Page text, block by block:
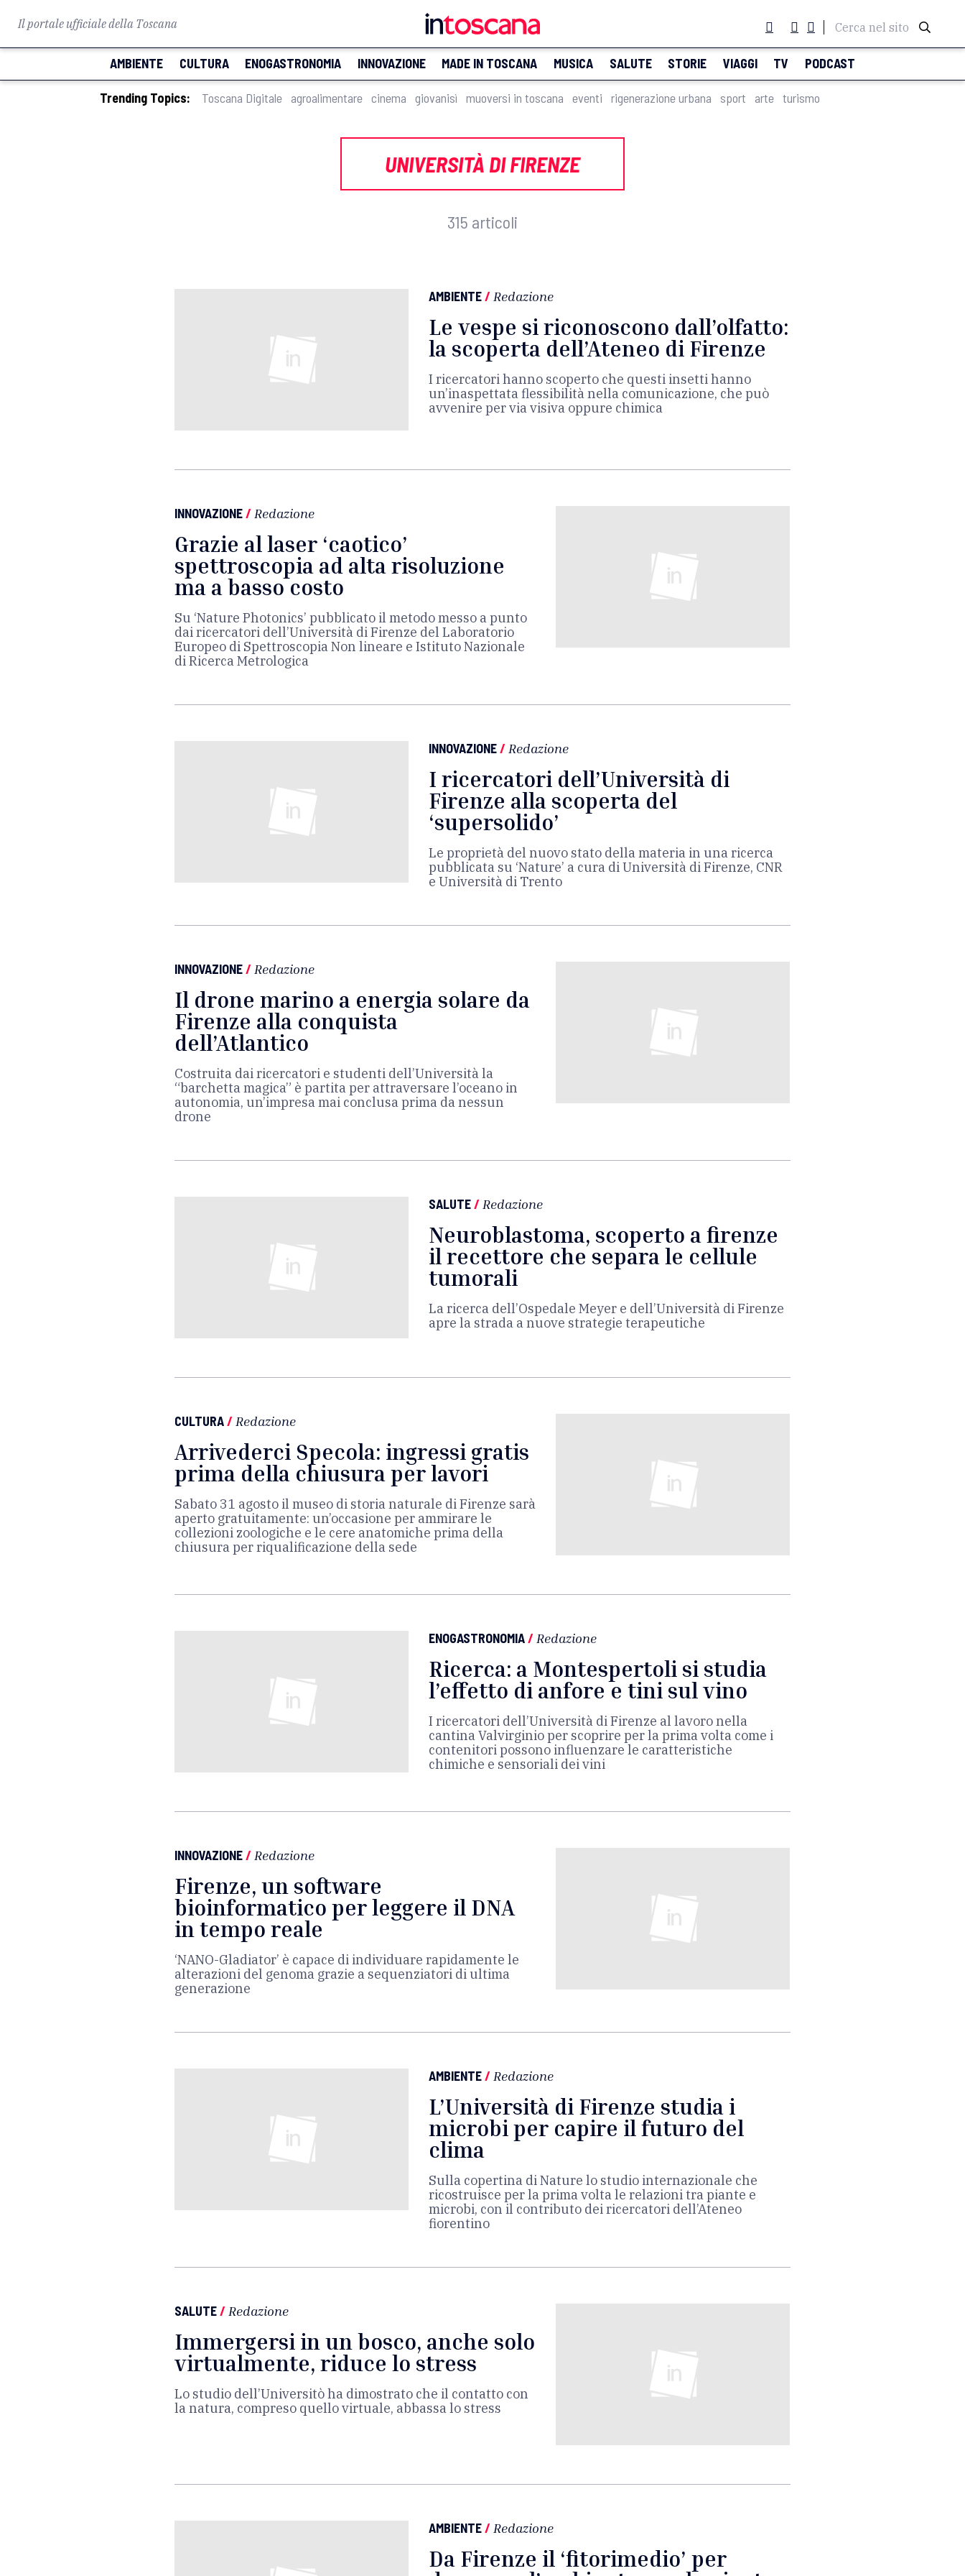
Il portale ufficiale della Toscana Cerca nel sito
AMBIENTE CULTURA ENOGASTRONOMIA INNOVAZIONE MADE IN TOSCANA MUSICA SALUTE STORIE VIAGGI TV PODCAST
Trending Topics: Toscana Digitale agroalimentare cinema giovanisì muoversi in toscana eventi rigenerazione urbana sport arte turismo
UNIVERSITÀ DI FIRENZE
315 articoli
AMBIENTE/ Redazione
Le vespe si riconoscono dall’olfatto:
la scoperta dell’Ateneo di Firenze
I ricercatori hanno scoperto che questi insetti hanno
un’inaspettata flessibilità nella comunicazione, che può
avvenire per via visiva oppure chimica
INNOVAZIONE/ Redazione
Grazie al laser ‘caotico’
spettroscopia ad alta risoluzione
ma a basso costo
Su ‘Nature Photonics’ pubblicato il metodo messo a punto
dai ricercatori dell’Università di Firenze del Laboratorio
Europeo di Spettroscopia Non lineare e Istituto Nazionale
di Ricerca Metrologica
INNOVAZIONE/ Redazione
I ricercatori dell’Università di
Firenze alla scoperta del
‘supersolido’
Le proprietà del nuovo stato della materia in una ricerca
pubblicata su ‘Nature’ a cura di Università di Firenze, CNR
e Università di Trento
INNOVAZIONE/ Redazione
Il drone marino a energia solare da
Firenze alla conquista
dell’Atlantico
Costruita dai ricercatori e studenti dell’Università la
“barchetta magica” è partita per attraversare l’oceano in
autonomia, un’impresa mai conclusa prima da nessun
drone
SALUTE/ Redazione
Neuroblastoma, scoperto a firenze
il recettore che separa le cellule
tumorali
La ricerca dell’Ospedale Meyer e dell’Università di Firenze
apre la strada a nuove strategie terapeutiche
CULTURA/ Redazione
Arrivederci Specola: ingressi gratis
prima della chiusura per lavori
Sabato 31 agosto il museo di storia naturale di Firenze sarà
aperto gratuitamente: un’occasione per ammirare le
collezioni zoologiche e le cere anatomiche prima della
chiusura per riqualificazione della sede
ENOGASTRONOMIA/ Redazione
Ricerca: a Montespertoli si studia
l’effetto di anfore e tini sul vino
I ricercatori dell’Università di Firenze al lavoro nella
cantina Valvirginio per scoprire per la prima volta come i
contenitori possono influenzare le caratteristiche
chimiche e sensoriali dei vini
INNOVAZIONE/ Redazione
Firenze, un software
bioinformatico per leggere il DNA
in tempo reale
‘NANO-Gladiator’ è capace di individuare rapidamente le
alterazioni del genoma grazie a sequenziatori di ultima
generazione
AMBIENTE/ Redazione
L’Università di Firenze studia i
microbi per capire il futuro del
clima
Sulla copertina di Nature lo studio internazionale che
ricostruisce per la prima volta le relazioni tra piante e
microbi, con il contributo dei ricercatori dell’Ateneo
fiorentino
SALUTE/ Redazione
Immergersi in un bosco, anche solo
virtualmente, riduce lo stress
Lo studio dell’Universitò ha dimostrato che il contatto con
la natura, compreso quello virtuale, abbassa lo stress
AMBIENTE/ Redazione
Da Firenze il ‘fitorimedio’ per